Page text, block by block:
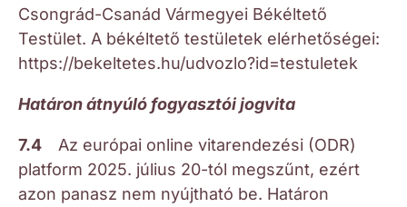
Csongrád-Csanád Vármegyei Békéltető
Testület. A békéltető testületek elérhetőségei:
https://bekeltetes.hu/udvozlo?id=testuletek
Határon átnyúló fogyasztói jogvita
7.4 Az európai online vitarendezési (ODR)
platform 2025. július 20-tól megszűnt, ezért
azon panasz nem nyújtható be. Határon